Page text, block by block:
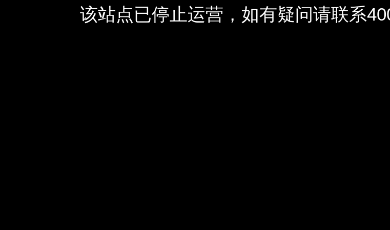
该站点已停止运营，如有疑问请联系